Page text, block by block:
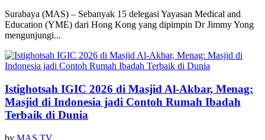
Surabaya (MAS) – Sebanyak 15 delegasi Yayasan Medical and
Education (YME) dari Hong Kong yang dipimpin Dr Jimmy Yong
mengunjungi...
Istighotsah IGIC 2026 di Masjid Al-Akbar, Menag:
Masjid di Indonesia jadi Contoh Rumah Ibadah
Terbaik di Dunia
by MAS TV